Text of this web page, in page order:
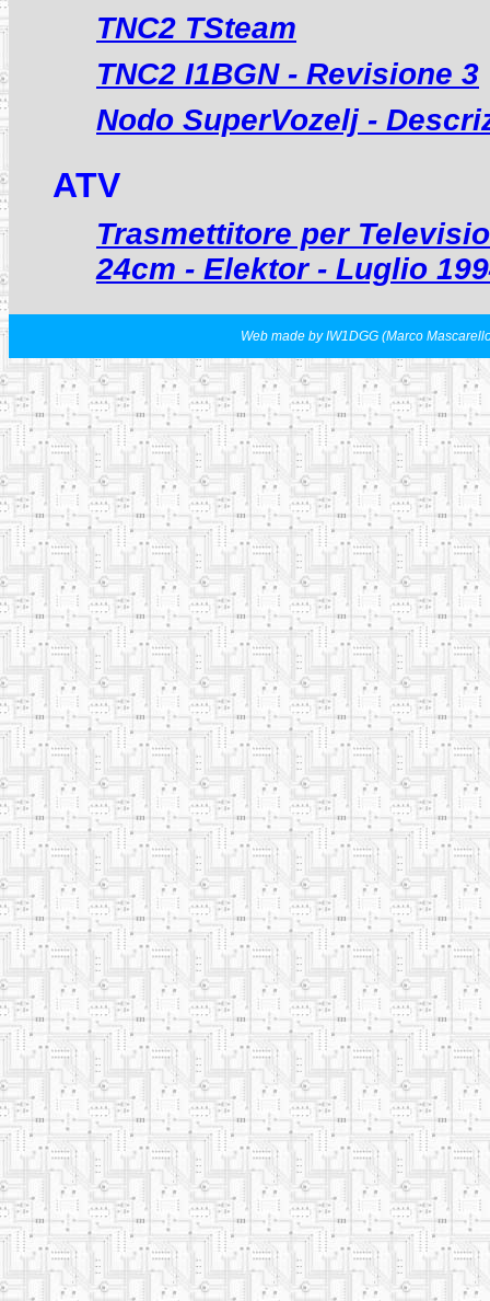
TNC2 TSteam
TNC2 I1BGN - Revisione 3
Nodo SuperVozelj -
ATV
Trasmettitore per
24cm - Elektor - Luglio
Web made by IW1DGG (Marco